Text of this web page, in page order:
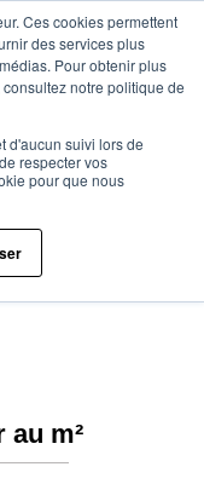
Ces cookies permettent
des services plus
Pour obtenir plus
notre politique de
d'aucun suivi lors de
respecter vos
pour que nous
Manche
à Domjean
au m²